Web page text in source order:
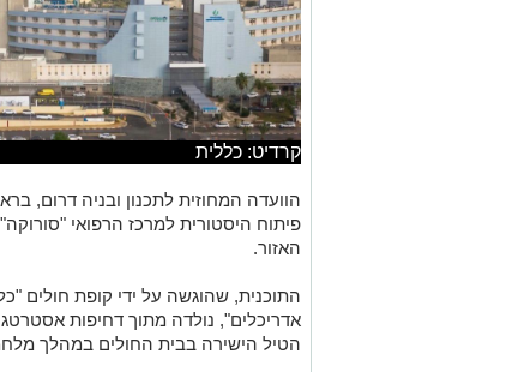
קרדיט: כללית
הוועדה המחוזית לתכנון ובניה דרום,
פיתוח היסטורית למרכז הרפואי
האזור.
התוכנית, שהוגשה על ידי קופת חולים
אדריכלים", נולדה מתוך דחיפות
הטיל הישירה בבית החולים במהלך